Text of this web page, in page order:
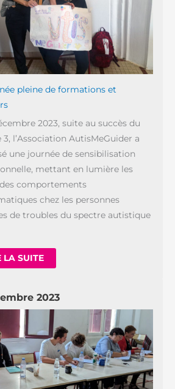
pleine de formations et
2023, suite au succès du
3, l’Association AutisMeGuider a
une journée de sensibilisation
mettant en lumière les
comportements
chez les personnes
de troubles du spectre autistique
LA SUITE
2023